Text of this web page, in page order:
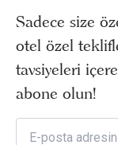
Sadece size
otel özel
tavsiyeleri
abone olun!